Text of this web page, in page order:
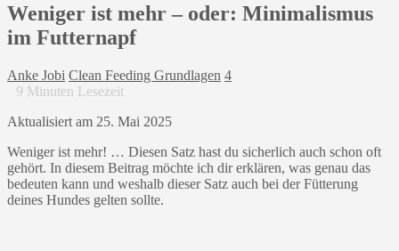
Weniger ist mehr – oder: Minimalismus
im Futternapf
Anke Jobi Clean Feeding Grundlagen 4
9 Minuten Lesezeit
Aktualisiert am 25. Mai 2025
Weniger ist mehr! … Diesen Satz hast du sicherlich auch schon oft
gehört. In diesem Beitrag möchte ich dir erklären, was genau das
bedeuten kann und weshalb dieser Satz auch bei der Fütterung
deines Hundes gelten sollte.